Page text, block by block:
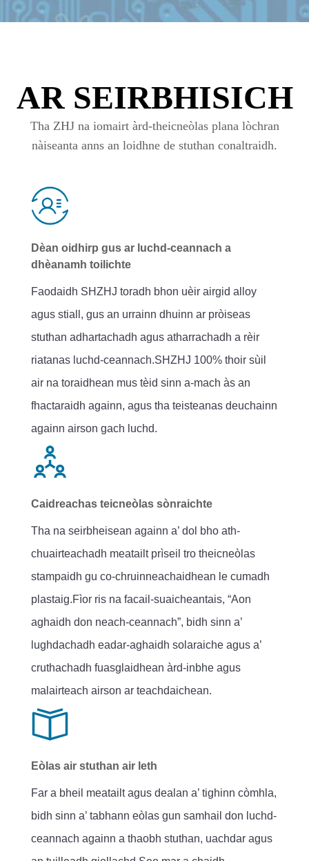
AR SEIRBHISICH
Tha ZHJ na iomairt àrd-theicneòlas plana lòchran
nàiseanta anns an loidhne de stuthan conaltraidh.
Dèan oidhirp gus ar luchd-ceannach a
dhèanamh toilichte
Faodaidh SHZHJ toradh bhon uèir airgid alloy
agus stiall, gus an urrainn dhuinn ar pròiseas
stuthan adhartachadh agus atharrachadh a rèir
riatanas luchd-ceannach.SHZHJ 100% thoir sùil
air na toraidhean mus tèid sinn a-mach às an
fhactaraidh againn, agus tha teisteanas deuchainn
againn airson gach luchd.
Caidreachas teicneòlas sònraichte
Tha na seirbheisean againn a’ dol bho ath-
chuairteachadh meatailt prìseil tro theicneòlas
stampaidh gu co-chruinneachaidhean le cumadh
plastaig.Fìor ris na facail-suaicheantais, “Aon
aghaidh don neach-ceannach”, bidh sinn a’
lughdachadh eadar-aghaidh solaraiche agus a’
cruthachadh fuasglaidhean àrd-inbhe agus
malairteach airson ar teachdaichean.
Eòlas air stuthan air leth
Far a bheil meatailt agus dealan a’ tighinn còmhla,
bidh sinn a’ tabhann eòlas gun samhail don luchd-
ceannach againn a thaobh stuthan, uachdar agus